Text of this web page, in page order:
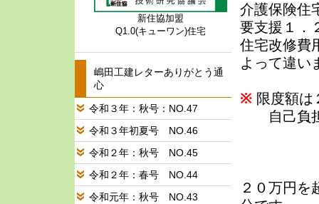
新住協加盟
Q1.0(キューワン)住宅
嶋田工建レターありがとう通
心
令和３年：秋号：NO.47
令和３年初夏号 NO.46
令和２年：秋号 NO.45
令和２年：春号 NO.44
令和元年：秋号 NO.43
介護保険住
要支援１．
住宅改修費
よって違い
※ 限度額は
自己負担
２０万円を